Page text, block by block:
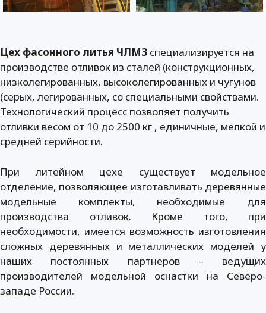
Цех фасонного литья ЧЛМЗ специализируется на
производстве отливок из сталей (конструкционных,
низколегированных, высоколегированных и чугунов
(серых, легированных, со специальными свойствами.
Технологический процесс позволяет получить
отливки весом от 10 до 2500 кг , единичные, мелкой и
средней серийности.
При литейном цехе существует модельное
отделение, позволяющее изготавливать деревянные
модельные комплекты, необходимые для
производства отливок. Кроме того, при
необходимости, имеется возможность изготовления
сложных деревянных и металлических моделей у
наших постоянных партнеров – ведущих
производителей модельной оснастки на Северо-
западе России.